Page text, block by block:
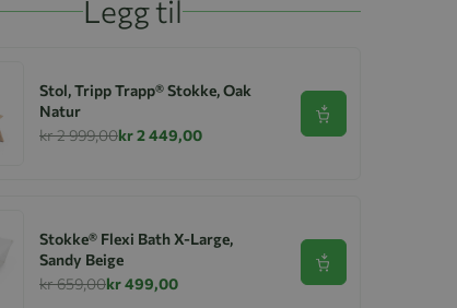
Legg til
Stol, Tripp Trapp® Stokke, Oak
Natur
kr 2 999,00kr 2 449,00
Se produkt
Stokke® Flexi Bath X-Large,
Sandy Beige
kr 659,00kr 499,00
Se produkt